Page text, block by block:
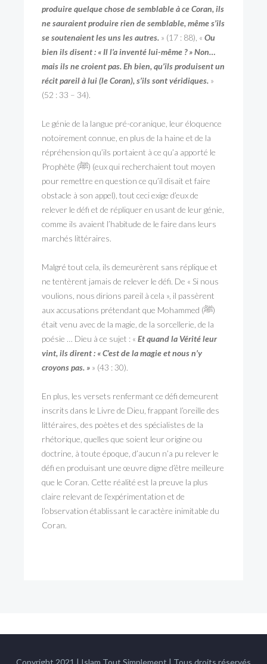
produire quelque chose de semblable à ce Coran, ils
ne sauraient produire rien de semblable, même s’ils
se soutenaient les uns les autres. » (17 : 88), « Ou
bien ils disent : « Il l’a inventé lui-même ? » Non…
mais ils ne croient pas. Eh bien, qu’ils produisent un
récit pareil à lui (le Coran), s’ils sont véridiques. »
(52 : 33 – 34).
Le génie de la langue pré-coranique, leur éloquence
notoirement connue, en plus de la haine et de la
répréhension qu’ils portaient à ce qu’a apporté le
Prophète (ﷺ) (eux qui recherchaient tout moyen
pour remettre en question ce qu’il disait et faire
obstacle à son appel), tout ceci exige d’eux de
relever le défi et de répliquer en usant de leur génie,
comme ils avaient l’habitude de le faire dans leurs
marchés littéraires.
Malgré tout cela, ils demeurèrent sans réplique et
ne tentèrent jamais de relever le défi. De « Si nous
voulions, nous dirions pareil à cela », il passèrent
aux accusations prétendant que Mohammed (ﷺ)
était venu avec de la magie, de la sorcellerie, de la
poésie … Dieu à ce sujet : « Et quand la Vérité leur
vint, ils dirent : « C’est de la magie et nous n’y
croyons pas. » » (43 : 30).
En plus, les versets renfermant ce défi demeurent
inscrits dans le Livre de Dieu, frappant l’oreille des
littéraires, des poètes et des spécialistes de la
rhétorique, quelles que soient leur origine ou
doctrine, à toute époque, d’aucun n’a pu relever le
défi en produisant une œuvre digne d’être meilleure
que le Coran. Cette réalité est la preuve la plus
claire relevant de l’expérimentation et de
l’observation établissant le caractère inimitable du
Coran.
Copyright 2021 | Islam Tout Simplement | Tous droits réservés